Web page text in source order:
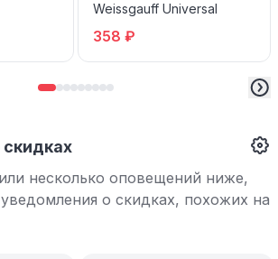
Weissgauff Universal
358 ₽
несколько оповещений ниже,
о скидках, похожих на